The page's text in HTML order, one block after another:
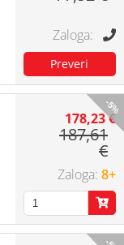
-5%
178,23 €
187,61
€
8+